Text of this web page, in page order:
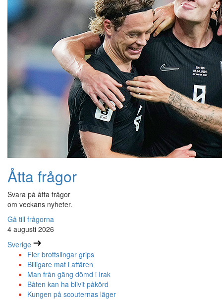
Åtta frågor
Svara på åtta frågor
om veckans nyheter.
Gå till frågorna
4 augusti 2026
Sverige
Fler brottslingar grips
Billigare mat i affären
Man från gäng dömd i Irak
Båten kan ha blivit påkörd
Kungen på scouternas läger